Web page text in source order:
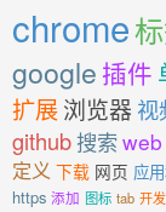
chrome
google 插件
扩展浏览器 视
github搜索web
定义 下载 网页 应
https 添加 图标 tab 开